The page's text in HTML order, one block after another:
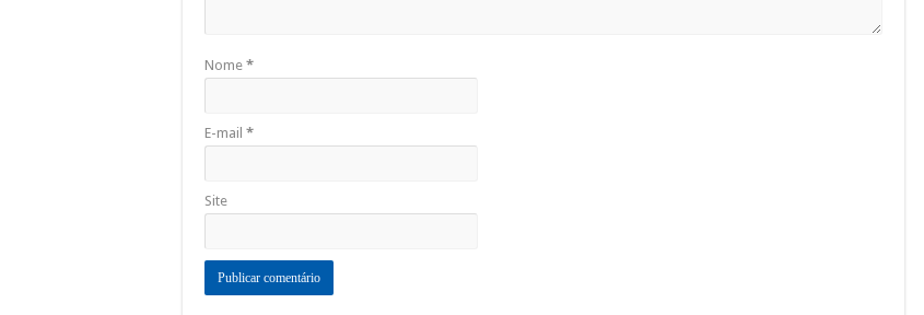
Nome *
E-mail *
Site